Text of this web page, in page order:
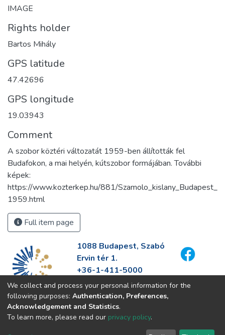
IMAGE
Rights holder
Bartos Mihály
GPS latitude
47.42696
GPS longitude
19.03943
Comment
A szobor köztéri változatát 1959-ben állították fel
Budafokon, a mai helyén, kútszobor formájában. További
képek:
https://www.kozterkep.hu/881/Szamolo_kislany_Budapest_
1959.html
Full item page
1088 Budapest, Szabó
Ervin tér 1.
+36-1-411-5000
info@fszek.hu
https://fszek.hu
We collect and process your personal information for the
following purposes: Authentication, Preferences,
Acknowledgement and Statistics.
To learn more, please read our privacy policy.